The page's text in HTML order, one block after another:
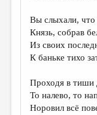
Вы слыхали, что
Князь, собрав
Из своих
К баньке тихо
Проходя в тиши
То налево, то
Норовил всё